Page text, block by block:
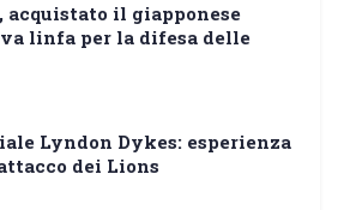
acquistato il giapponese
linfa per la difesa delle
Lyndon Dykes: esperienza
dei Lions